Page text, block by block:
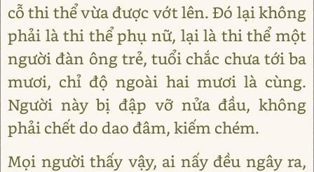
cỗ thi thể vừa được vớt lên. Đó lại không
phải là thi thể phụ nữ, lại là thi thể một
người đàn ông trẻ, tuổi chắc chưa tới ba
mươi, chỉ độ ngoài hai mươi là cùng.
Người này bị đập vỡ nửa đầu, không
phải chết do dao đâm, kiếm chém.
Mọi người thấy vậy, ai nấy đều ngây ra,